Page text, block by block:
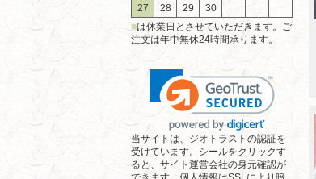
27
28 29
30
■は休業日とさせていただきます。ご
注文は年中無休24時間承ります。
当サイトは、ジオトラストの認証を
受けています。シールをクリックす
ると、サイト運営会社の身元確認が